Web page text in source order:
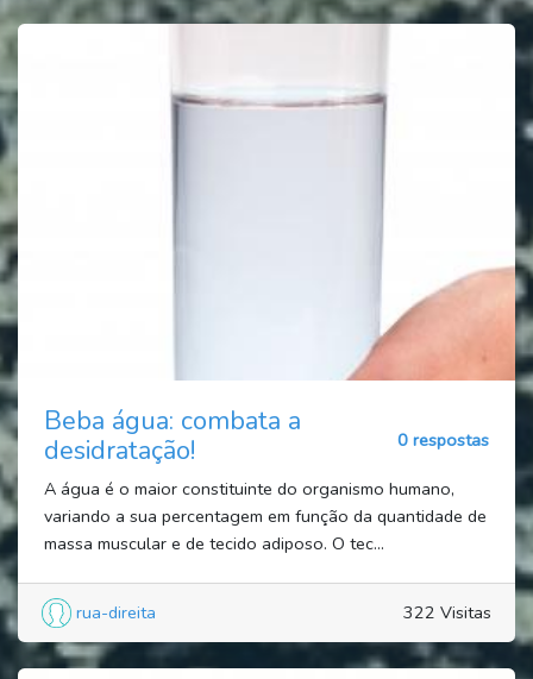
Beba água: combata a
desidratação!
0 respostas
A água é o maior constituinte do organismo humano,
variando a sua percentagem em função da quantidade de
massa muscular e de tecido adiposo. O tec...
rua-direita 322 Visitas